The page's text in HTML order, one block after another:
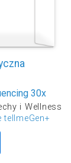
30x
i Wellness